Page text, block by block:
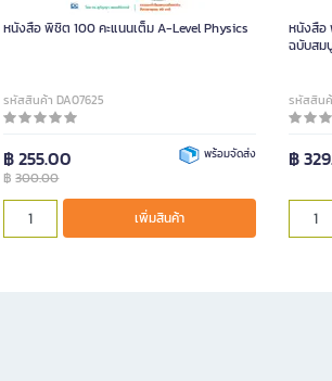
หนังสือ พิชิต 100 คะแนนเต็ม A-Level Physics
รหัสสินค้า DA07625
฿ 255.00
฿300.00
พร้อมจัดส่ง
เพิ่มสินค้า
หนังสือ
ฉบับส
รหัสสินค้
฿